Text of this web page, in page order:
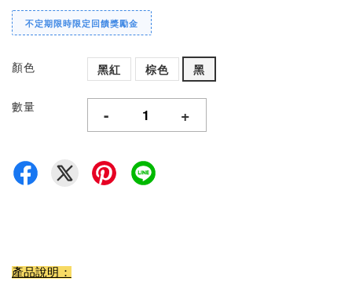
不定期限時限定回饋獎勵金
顏色 黑紅 棕色 黑
數量 - +
產品說明：